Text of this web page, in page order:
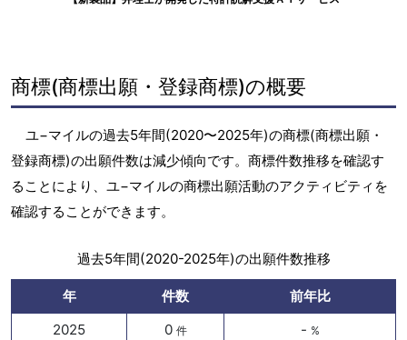
商標(商標出願・登録商標)の概要
ユ−マイルの過去5年間(2020〜2025年)の商標(商標出願・
登録商標)の出願件数は減少傾向です。商標件数推移を確認す
ることにより、ユ−マイルの商標出願活動のアクティビティを
確認することができます。
過去5年間(2020-2025年)の出願件数推移
年 件数
前年比
2025
0 件 - %